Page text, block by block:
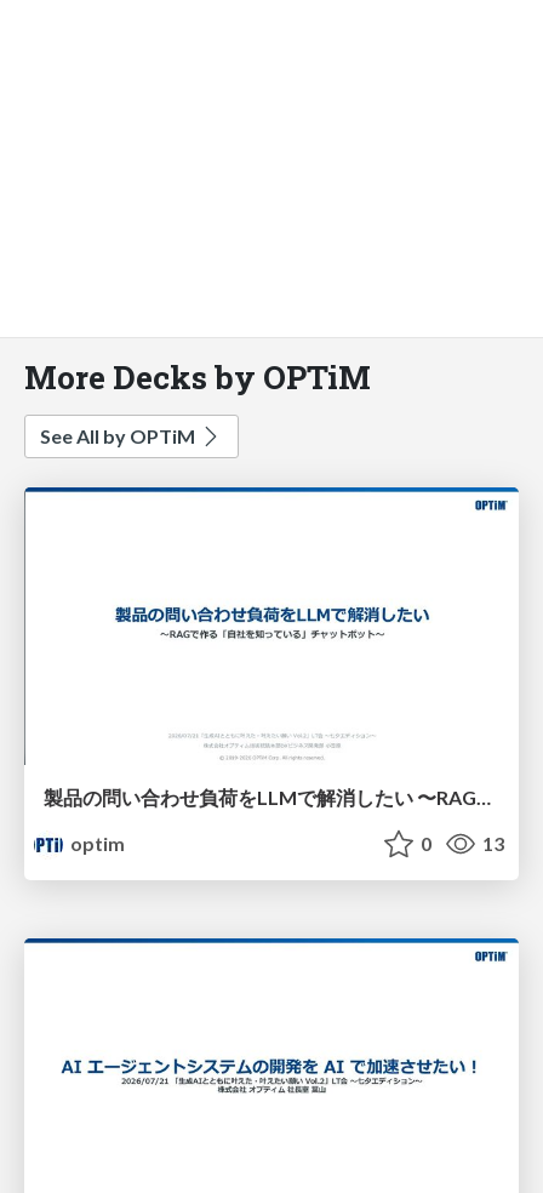
More Decks by OPTiM
See All by OPTiM
製品の問い合わせ負荷をLLMで解消したい​ 〜RAGで作る「自社を知っている」チャットボット〜​
optim
0 13